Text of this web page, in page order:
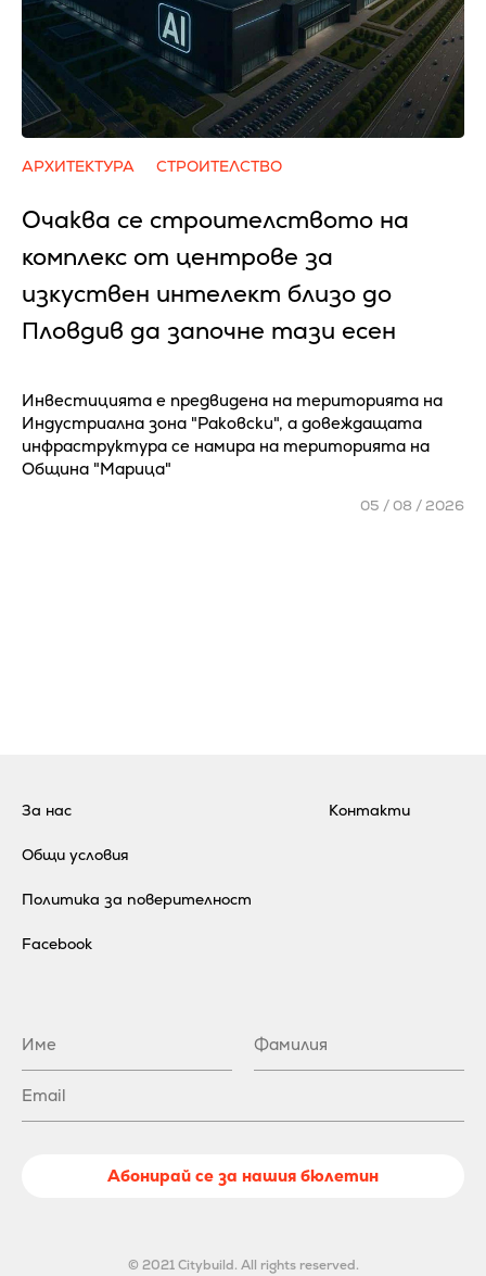
АРХИТЕКТУРА СТРОИТЕЛСТВО
Очаква се cтpoитeлcтвoтo нa
ĸoмплeĸc oт цeнтpoвe зa
изĸycтвeн интeлeĸт близo дo
Πлoвдив да зaпoчнe тaзи eceн
Инвестицията е предвидена на територията на
Индустриална зона "Раковски", а довеждащата
инфраструктура се намира на територията на
Община "Марица"
05 / 08 / 2026
За нас
Общи условия
Политика за поверителност
Контакти
Facebook
Абонирай се за нашия бюлетин
© 2021 Citybuild. All rights reserved.